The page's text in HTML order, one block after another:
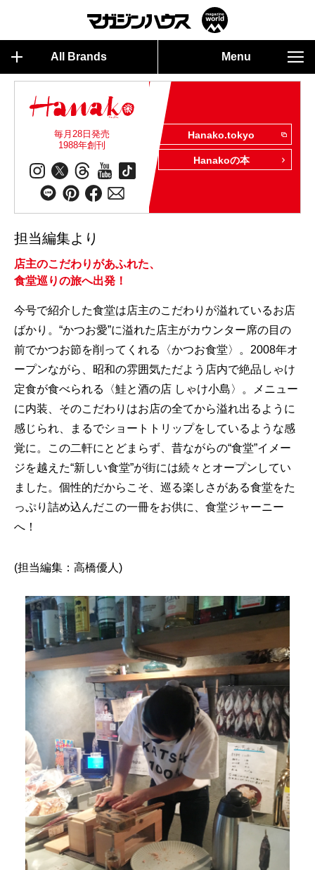
All Brands Menu
毎月28日発売
1988年創刊
Hanako.tokyo
Hanakoの本
担当編集より
店主のこだわりがあふれた、
食堂巡りの旅へ出発！
今号で紹介した食堂は店主のこだわりが溢れているお店
ばかり。“かつお愛”に溢れた店主がカウンター席の目の
前でかつお節を削ってくれる〈かつお食堂〉。2008年オ
ープンながら、昭和の雰囲気ただよう店内で絶品しゃけ
定食が食べられる〈鮭と酒の店 しゃけ小島〉。メニュー
に内装、そのこだわりはお店の全てから溢れ出るように
感じられ、まるでショートトリップをしているような感
覚に。この二軒にとどまらず、昔ながらの“食堂”イメー
ジを越えた“新しい食堂”が街には続々とオープンしてい
ました。個性的だからこそ、巡る楽しさがある食堂をた
っぷり詰め込んだこの一冊をお供に、食堂ジャーニー
へ！
(担当編集：高橋優人)